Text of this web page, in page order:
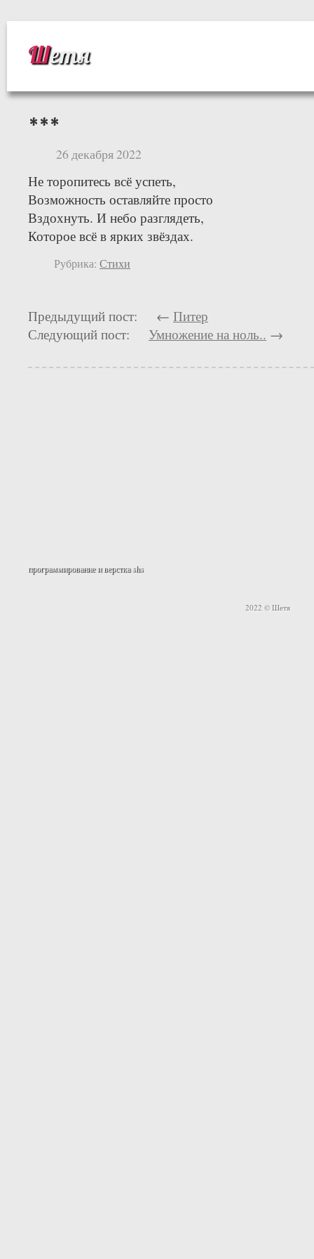
Шетя
***
26 декабря 2022
Не торопитесь всё успеть,
Возможность оставляйте просто
Вздохнуть. И небо разглядеть,
Которое всё в ярких звёздах.
Рубрика: Стихи
Предыдущий пост: ← Питер
Следующий пост: Умножение на ноль.. →
программирование и версткаshs
2022 © Шетя